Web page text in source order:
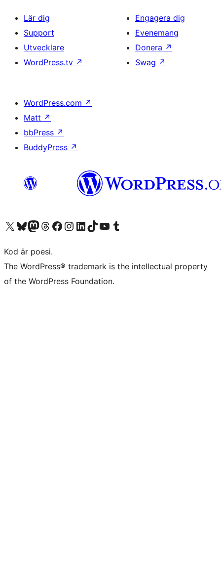
Lär dig
Support
Utvecklare
WordPress.tv ↗
Engagera dig
Evenemang
Donera ↗
Swag ↗
WordPress.com ↗
Matt ↗
bbPress ↗
BuddyPress ↗
Besök vår X-konto (f.d. Twitter)
Besök vårt Bluesky-konto
Besök vårt Mastodon-konto
Besök vårt Thread-konto
Besök vår Facebook-sidaBesök vårt Instagram-konto
Besök vårt LinkedIn-konto
Besök vårt TikTok-konto
Besök vår YouTube-kanalBesök vårt Tumblr-konto
Kod är poesi.
The WordPress® trademark is the intellectual property
of the WordPress Foundation.